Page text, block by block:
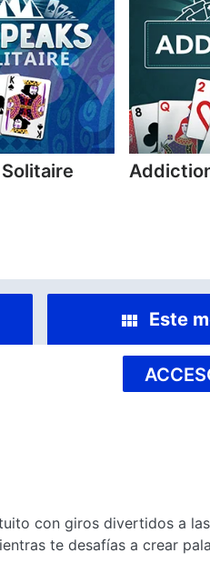
Este
con giros divertidos a
te desafías a crear